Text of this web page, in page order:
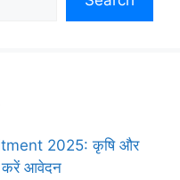
2025: कृषि और
करें आवेदन